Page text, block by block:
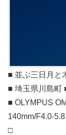
■ 並ぶ三日月と
■ 埼玉県川島町
■ OLYMPUS
140mm/F4.0-
□